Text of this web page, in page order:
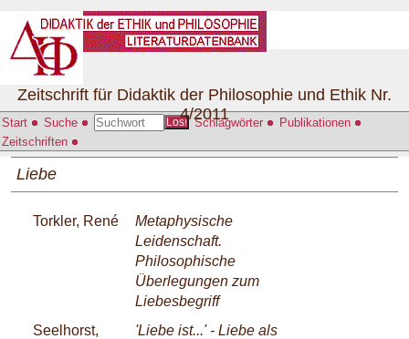
Start Suche Los! Schlagwörter
Publikationen
Zeitschriften
Zeitschrift für Didaktik der Philosophie und Ethik Nr.
4/2011
Liebe
Torkler, René
Metaphysische
Leidenschaft.
Philosophische
Überlegungen zum
Liebesbegriff
Seelhorst,
'Liebe ist...' - Liebe als